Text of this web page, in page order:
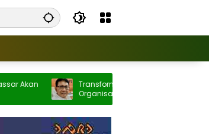
Transformasi PWI Sulsel: Menuju
Organisasi Pers Inklusif Berbasis Digital